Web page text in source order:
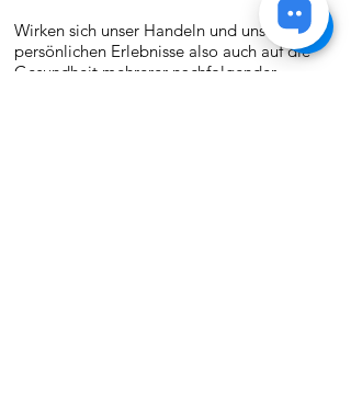
Wirken sich unser Handeln und unsere
persönlichen Erlebnisse also auch auf die
Gesundheit mehrerer nachfolgender